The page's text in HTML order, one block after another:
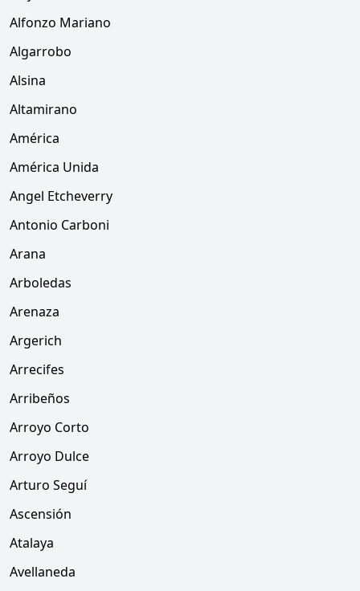
Alfonzo Mariano
Algarrobo
Alsina
Altamirano
América
América Unida
Angel Etcheverry
Antonio Carboni
Arana
Arboledas
Arenaza
Argerich
Arrecifes
Arribeños
Arroyo Corto
Arroyo Dulce
Arturo Seguí
Ascensión
Atalaya
Avellaneda